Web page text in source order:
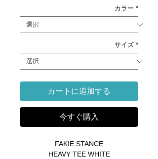
カラー *
サイズ *
カートに追加する
今すぐ購入
FAKIE STANCE
HEAVY TEE WHITE